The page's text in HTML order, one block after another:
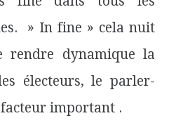
» In fine » cela nuit
rendre dynamique la
électeurs, le parler-
important .